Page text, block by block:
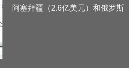
阿塞拜疆（2.6亿美元）和俄罗